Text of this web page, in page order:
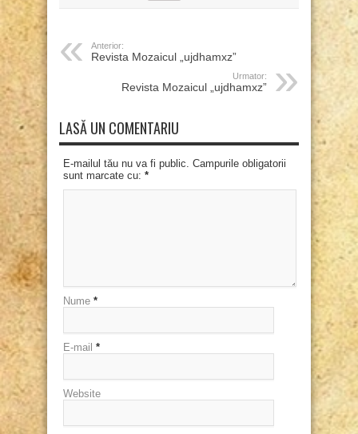
Anterior:
Revista Mozaicul „ujdhamxz”
Urmator:
Revista Mozaicul „ujdhamxz”
LASĂ UN COMENTARIU
E-mailul tău nu va fi public. Campurile obligatorii
sunt marcate cu: *
Nume *
E-mail *
Website